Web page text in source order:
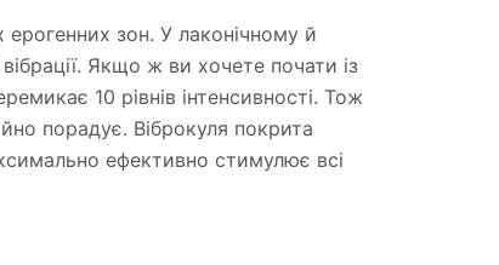
ерогенних зон. У лаконічному й
Якщо ж ви хочете почати із
10 рівнів інтенсивності. Тож
порадує. Віброкуля покрита
ефективно стимулює всі